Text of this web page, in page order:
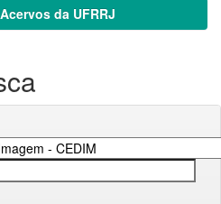
da UFRRJ